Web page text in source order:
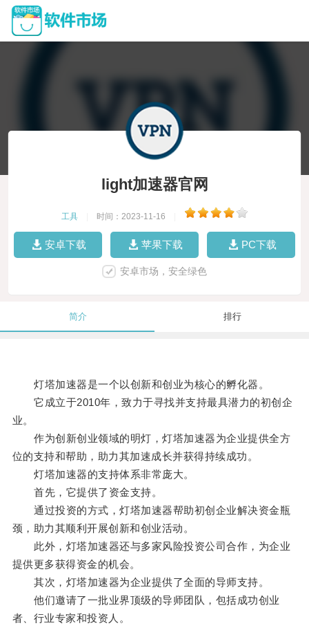
light加速器官网
工具 时间：2023-11-16
安卓下载 苹果下载 PC下载
安卓市场，安全绿色
简介 排行
灯塔加速器是一个以创新和创业为核心的孵化器。
它成立于2010年，致力于寻找并支持最具潜力的初创企
业。
作为创新创业领域的明灯，灯塔加速器为企业提供全方
位的支持和帮助，助力其加速成长并获得持续成功。
灯塔加速器的支持体系非常庞大。
首先，它提供了资金支持。
通过投资的方式，灯塔加速器帮助初创企业解决资金瓶
颈，助力其顺利开展创新和创业活动。
此外，灯塔加速器还与多家风险投资公司合作，为企业
提供更多获得资金的机会。
其次，灯塔加速器为企业提供了全面的导师支持。
他们邀请了一批业界顶级的导师团队，包括成功创业
者、行业专家和投资人。